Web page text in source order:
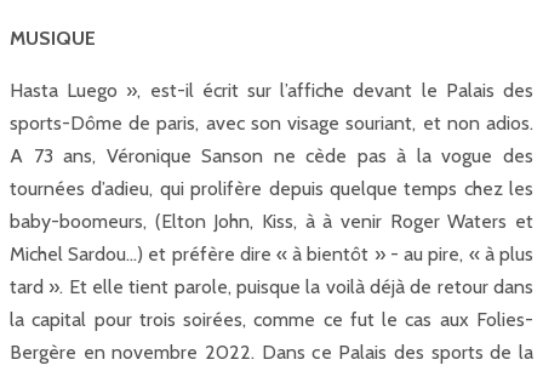
MUSIQUE
Hasta Luego », est-il écrit sur l’affiche devant le Palais des
sports-Dôme de paris, avec son visage souriant, et non adios.
A 73 ans, Véronique Sanson ne cède pas à la vogue des
tournées d’adieu, qui prolifère depuis quelque temps chez les
baby-boomeurs, (Elton John, Kiss, à à venir Roger Waters et
Michel Sardou…) et préfère dire « à bientôt » - au pire, « à plus
tard ». Et elle tient parole, puisque la voilà déjà de retour dans
la capital pour trois soirées, comme ce fut le cas aux Folies-
Bergère en novembre 2022. Dans ce Palais des sports de la